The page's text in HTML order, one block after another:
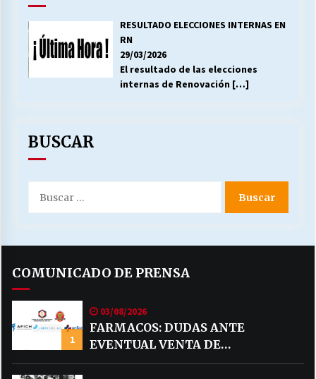
RESULTADO ELECCIONES INTERNAS EN
RN
29/03/2026
El resultado de las elecciones
internas de Renovación […]
BUSCAR
por:
COMUNICADO DE PRENSA
1
03/08/2026
FARMACOS: DUDAS ANTE
EVENTUAL VENTA DE
MEDICAMENTOS POR MERCADO